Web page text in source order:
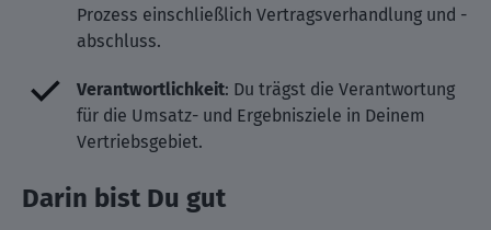
Prozess einschließlich Vertragsverhandlung und -
abschluss.
Verantwortlichkeit: Du trägst die Verantwortung
für die Umsatz- und Ergebnisziele in Deinem
Vertriebsgebiet.
Darin bist Du gut